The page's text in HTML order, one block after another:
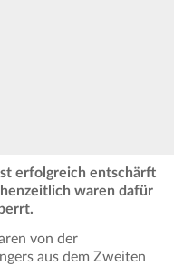
erfolgreich entschärft
waren dafür
von der
aus dem Zweiten